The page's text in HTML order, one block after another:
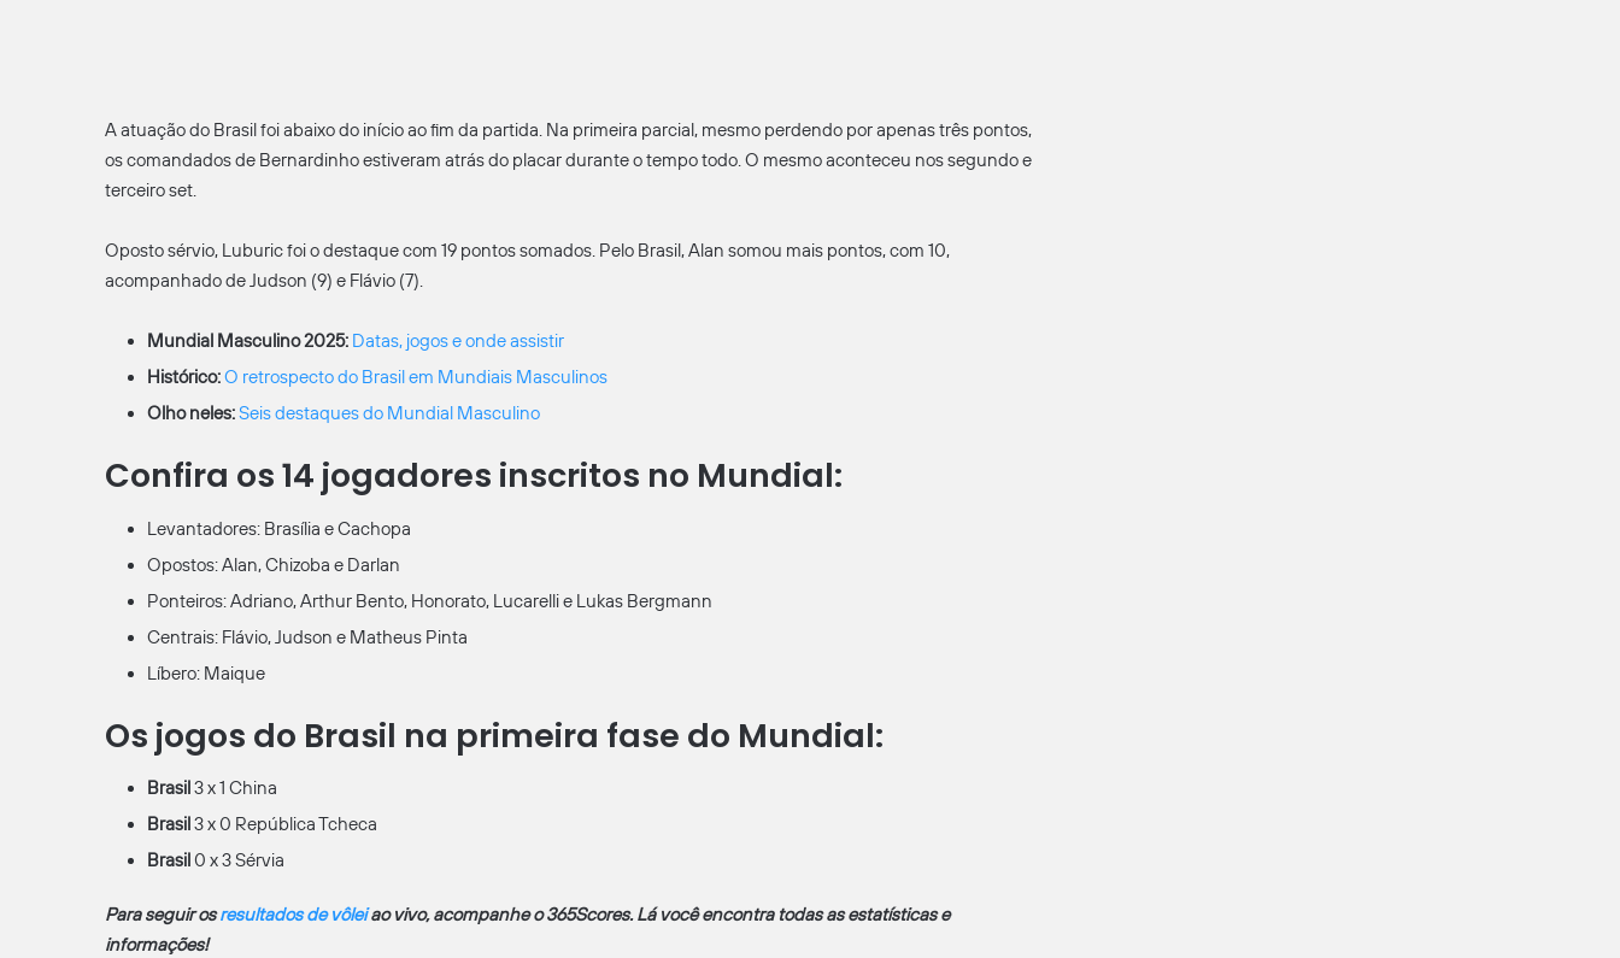
A atuação do Brasil foi abaixo do início ao fim da partida. Na primeira parcial, mesmo perdendo por apenas três pontos,
os comandados de Bernardinho estiveram atrás do placar durante o tempo todo. O mesmo aconteceu nos segundo e
terceiro set.
Oposto sérvio, Luburic foi o destaque com 19 pontos somados. Pelo Brasil, Alan somou mais pontos, com 10,
acompanhado de Judson (9) e Flávio (7).
Mundial Masculino 2025: Datas, jogos e onde assistir
Histórico:O retrospecto do Brasil em Mundiais Masculinos
Olho neles:Seis destaques do Mundial Masculino
Confira os 14 jogadores inscritos no Mundial:
Levantadores: Brasília e Cachopa
Opostos: Alan, Chizoba e Darlan
Ponteiros: Adriano, Arthur Bento, Honorato, Lucarelli e Lukas Bergmann
Centrais: Flávio, Judson e Matheus Pinta
Líbero: Maique
Os jogos do Brasil na primeira fase do Mundial:
Brasil 3 x 1 China
Brasil 3 x 0 República Tcheca
Brasil 0 x 3 Sérvia
Para seguir osresultados de vôleiao vivo, acompanhe o 365Scores. Lá você encontra todas as estatísticas e
informações!